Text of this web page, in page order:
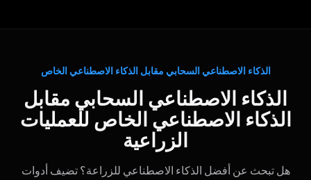
الذكاء الاصطناعي السحابي مقابل الذكاء الاصطناعي الخاص
الذكاء الاصطناعي السحابي مقابل
الذكاء الاصطناعي الخاص للعمليات
الزراعية
هل تبحث عن أفضل الذكاء الاصطناعي للزراعة؟ تضيف أدوات